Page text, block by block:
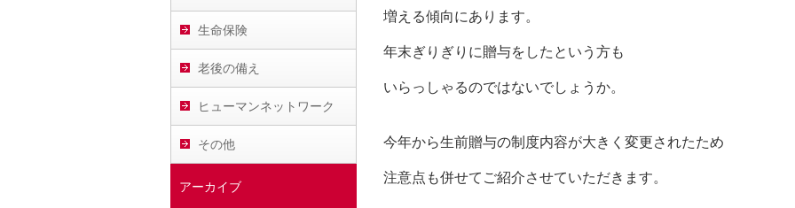
生命保険
老後の備え
ヒューマンネットワーク
その他
アーカイブ
増える傾向にあります。
年末ぎりぎりに贈与をしたという方も
いらっしゃるのではないでしょうか。
今年から生前贈与の制度内容が大きく変更されたため
注意点も併せてご紹介させていただきます。